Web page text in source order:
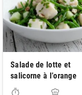
Salade de lotte et
salicorne à l’orange